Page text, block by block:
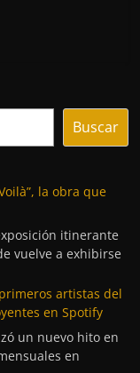
Buscar
la obra que
itinerante
vuelve a exhibirse
artistas del
en Spotify
un nuevo hito en
en